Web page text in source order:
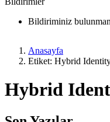
Bildiriminiz
Anasayfa
Etiket: Hybrid
Hybrid